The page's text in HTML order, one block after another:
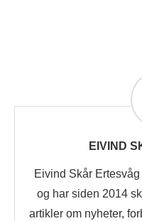
EIVIND
Eivind Skår
og har siden 2014
artikler om nyheter,